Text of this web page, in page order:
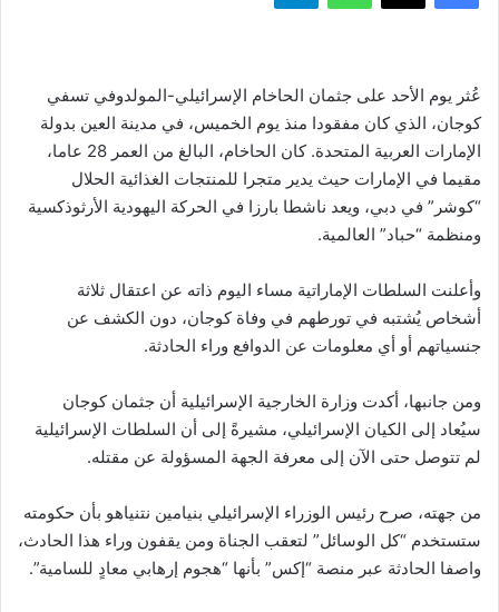
عُثر يوم الأحد على جثمان الحاخام الإسرائيلي-المولدوفي تسفي
كوجان، الذي كان مفقودا منذ يوم الخميس، في مدينة العين بدولة
الإمارات العربية المتحدة. كان الحاخام، البالغ من العمر 28 عاما،
مقيما في الإمارات حيث يدير متجرا للمنتجات الغذائية الحلال
“كوشر” في دبي، ويعد ناشطا بارزا في الحركة اليهودية الأرثوذكسية
ومنظمة “حباد” العالمية.
وأعلنت السلطات الإماراتية مساء اليوم ذاته عن اعتقال ثلاثة
أشخاص يُشتبه في تورطهم في وفاة كوجان، دون الكشف عن
جنسياتهم أو أي معلومات عن الدوافع وراء الحادثة.
ومن جانبها، أكدت وزارة الخارجية الإسرائيلية أن جثمان كوجان
سيُعاد إلى الكيان الإسرائيلي، مشيرةً إلى أن السلطات الإسرائيلية
لم تتوصل حتى الآن إلى معرفة الجهة المسؤولة عن مقتله.
من جهته، صرح رئيس الوزراء الإسرائيلي بنيامين نتنياهو بأن حكومته
ستستخدم “كل الوسائل” لتعقب الجناة ومن يقفون وراء هذا الحادث،
واصفا الحادثة عبر منصة “إكس” بأنها “هجوم إرهابي معادٍ للسامية”.